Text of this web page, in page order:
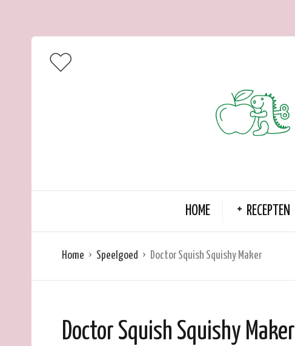
HOME RECEPTEN
Home Speelgoed Doctor Squish Squishy Maker
Doctor Squish Squishy Maker